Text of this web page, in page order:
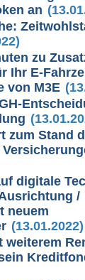
an
zu
Ihr E-
von M3E
zum Stand
digitale
/
neuem
(13.01.2022)
weiterem